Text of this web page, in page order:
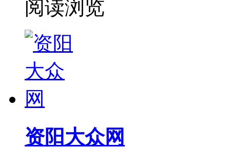
阅读浏览
资阳大众网